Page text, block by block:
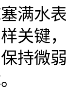
满水
关键
持微